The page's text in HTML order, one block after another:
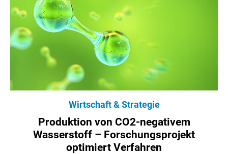
Wirtschaft & Strategie
Produktion von CO2-negativem
Wasserstoff – Forschungsprojekt
optimiert Verfahren